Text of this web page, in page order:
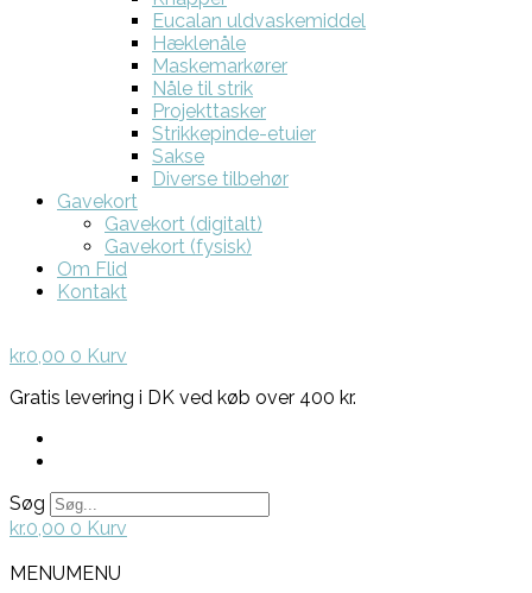
Eucalan uldvaskemiddel
Hæklenåle
Maskemarkører
Nåle til strik
Projekttasker
Strikkepinde-etuier
Sakse
Diverse tilbehør
Gavekort
Gavekort (digitalt)
Gavekort (fysisk)
Om Flid
Kontakt
kr.0,00 0 Kurv
Gratis levering i DK ved køb over 400 kr.
Søg
kr.0,00 0 Kurv
MENUMENU